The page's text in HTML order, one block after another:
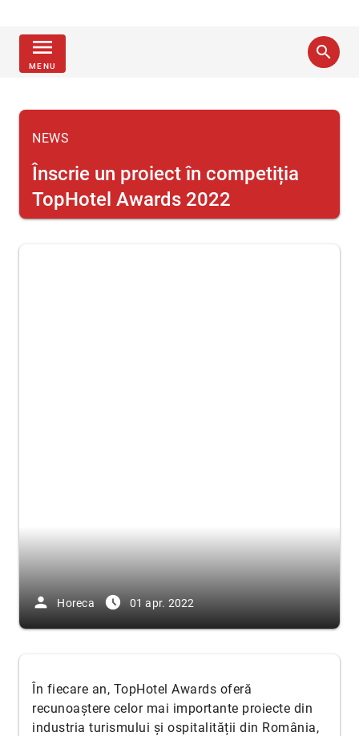
menu
MENU
search
NEWS
Înscrie un proiect în competiția
TopHotel Awards 2022
person Horeca access_time_filled 01 apr. 2022
În fiecare an, TopHotel Awards oferă
recunoaștere celor mai importante proiecte din
industria turismului și ospitalității din România,